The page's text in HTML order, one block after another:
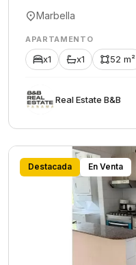
Marbella
APARTAMENTO
x1 x1 52 m²
Rеаl Еstаtе В&В
Destacada En Venta